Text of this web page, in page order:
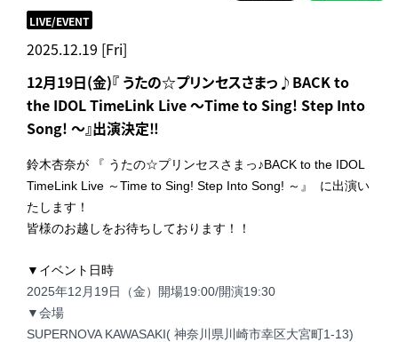
2025.12.19 [Fri]
LIVE/EVENT
12月19日(金)『 うたの☆プリンセスさまっ♪BACK to
the IDOL TimeLink Live ～Time to Sing! Step Into
Song! ～』出演決定‼
鈴木杏奈が 『 うたの☆プリンセスさまっ♪BACK to the IDOL
TimeLink Live ～Time to Sing! Step Into Song! ～』 に出演い
たします！
皆様のお越しをお待ちしております！！
▼イベント日時
2025年12月19日（金）
開場19:00/開演19:30
▼会場
SUPERNOVA KAWASAKI( 神奈川県川崎市幸区大宮町1-13)